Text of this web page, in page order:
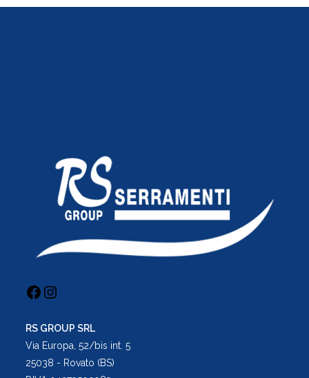
RS GROUP SRL
Via Europa, 52/bis int. 5
25038 - Rovato (BS)